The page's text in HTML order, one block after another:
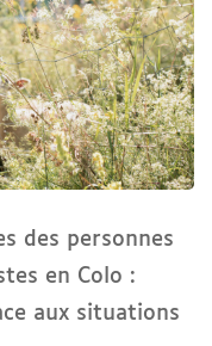
des personnes
en Colo :
aux situations